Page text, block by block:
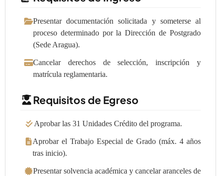
Presentar documentación solicitada y someterse al
proceso determinado por la Dirección de Postgrado
(Sede Aragua).
Cancelar derechos de selección, inscripción y
matrícula reglamentaria.
Requisitos de Egreso
Aprobar las 31 Unidades Crédito del programa.
Aprobar el Trabajo Especial de Grado (máx. 4 años
tras inicio).
Presentar solvencia académica y cancelar aranceles de